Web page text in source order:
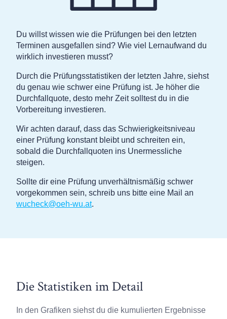
Du willst wissen wie die Prüfungen bei den letzten
Terminen ausgefallen sind? Wie viel Lernaufwand du
wirklich investieren musst?
Durch die Prüfungsstatistiken der letzten Jahre, siehst
du genau wie schwer eine Prüfung ist. Je höher die
Durchfallquote, desto mehr Zeit solltest du in die
Vorbereitung investieren.
Wir achten darauf, dass das Schwierigkeitsniveau
einer Prüfung konstant bleibt und schreiten ein,
sobald die Durchfallquoten ins Unermessliche
steigen.
Sollte dir eine Prüfung unverhältnismäßig schwer
vorgekommen sein, schreib uns bitte eine Mail an
wucheck@oeh-wu.at.
Die Statistiken im Detail
In den Grafiken siehst du die kumulierten Ergebnisse